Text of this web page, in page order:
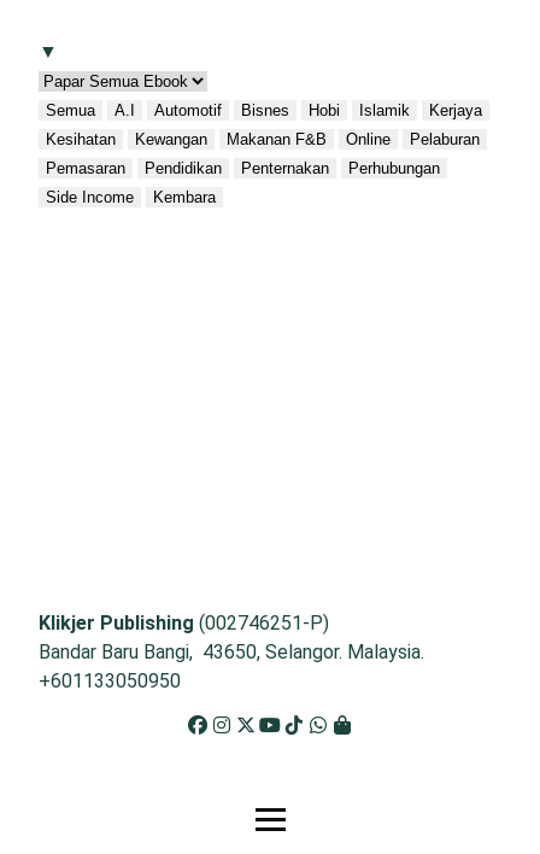
▼
Semua A.I Automotif Bisnes Hobi Islamik
Kerjaya
Kesihatan
Kewangan Makanan F&B Online
Pelaburan
Pemasaran
Pendidikan Penternakan
Perhubungan
Side Income
Kembara
Klikjer Publishing (002746251-P)
Bandar Baru Bangi, 43650, Selangor. Malaysia.
+601133050950